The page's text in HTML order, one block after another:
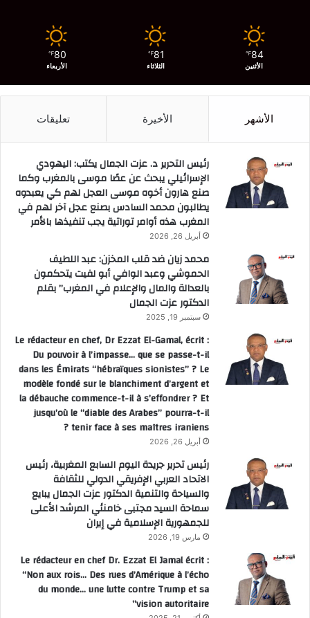
84
℉
الأثنين
81
℉
الثلاثاء
80
℉
الأربعاء
الأشهر الأخيرة تعليقات
رئيس التحرير د. عزت الجمال يكتب: اليهودي
الإسرائيلي يبحث عن عصًا موسى بالمغرب وكما
صنع هارون أخوه موسى العجل لهم كي يعبدوه
يطالبون محمد السادس بصنع عجل آخر لهم في
المغرب هذه أوامر توراتية يجب تنفيذها بالأمر
أبريل 26, 2026
محمد زيان ضد قلب المخزن: عبد اللطيف
الحموشي وعبد الوافي أبو لفيت يتحكمون
بالعدالة والمال والإعلام في المغرب” بقلم
الدكتور عزت الجمال
سبتمبر 19, 2025
Le rédacteur en chef, Dr Ezzat El-Gamal, écrit :
Du pouvoir à l’impasse… que se passe-t-il
dans les Émirats “hébraïques sionistes” ? Le
modèle fondé sur le blanchiment d’argent et
la débauche commence-t-il à s’effondrer ? Et
jusqu’où le “diable des Arabes” pourra-t-il
tenir face à ses maîtres iraniens ?
أبريل 26, 2026
رئيس تحرير جريدة اليوم السابع المغربية، رئيس
الاتحاد العربي الإفريقي الدولي للثقافة
والسياحة والتنمية الدكتور عزت الجمال يبايع
سماحة السيد مجتبى خامنئي المرشد الأعلى
للجمهورية الإسلامية في إيران
مارس 19, 2026
Le rédacteur en chef Dr. Ezzat El Jamal écrit :
“Non aux rois… Des rues d’Amérique à l’écho
du monde… une lutte contre Trump et sa
vision autoritaire”